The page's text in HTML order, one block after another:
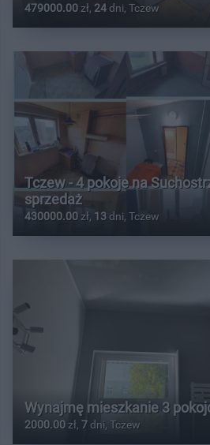
479000.00 zł, 24 dni, Tczew
Tczew - 4 pokoje na
sprzedaż
430000.00 zł, 13 dni, Tczew
Wynajmę mieszkanie 3
2000.00 zł, 7 dni, Tczew